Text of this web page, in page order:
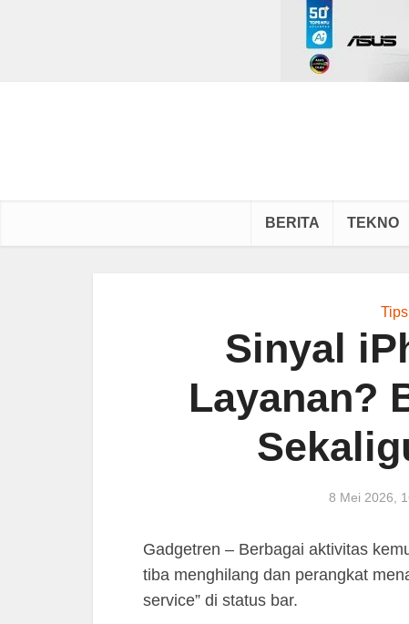
BERITA TEKNO
Sinyal
Layanan?
8 Mei 2026,
Gadgetren – Berbagai aktivitas
tiba menghilang dan perangkat
service” di status bar.